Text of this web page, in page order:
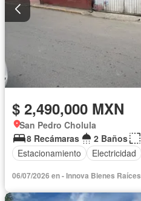
$ 2,490,000 MXN
San Pedro Cholula
8 Recámaras
2 Baños
Estacionamiento
Electricidad
06/07/2026 en - Innova Bienes Raíces